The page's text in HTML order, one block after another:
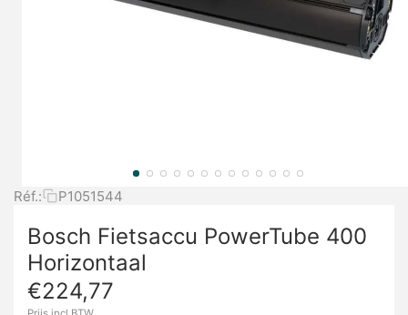
Réf.: P1051544
Bosch Fietsaccu PowerTube 400
Horizontaal
€224,77